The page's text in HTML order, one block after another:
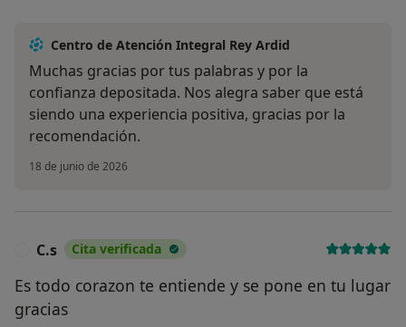
Centro de Atención Integral Rey Ardid
Muchas gracias por tus palabras y por la
confianza depositada. Nos alegra saber que está
siendo una experiencia positiva, gracias por la
recomendación.
18 de junio de 2026
C.s Cita verificada
Es todo corazon te entiende y se pone en tu lugar
gracias